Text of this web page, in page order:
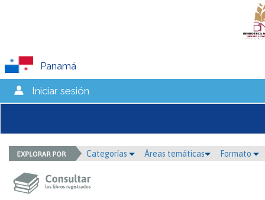
Panamá
Iniciar sesión
Categorías Áreas temáticas Formato